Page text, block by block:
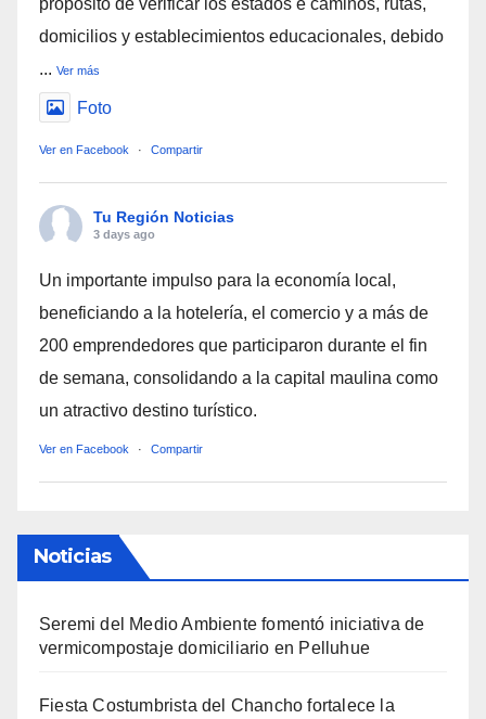
propósito de verificar los estados e caminos, rutas,
domicilios y establecimientos educacionales, debido
... Ver más
Foto
Ver en Facebook · Compartir
Tu Región Noticias
3 days ago
Un importante impulso para la economía local,
beneficiando a la hotelería, el comercio y a más de
200 emprendedores que participaron durante el fin
de semana, consolidando a la capital maulina como
un atractivo destino turístico.
Ver en Facebook · Compartir
Noticias
Seremi del Medio Ambiente fomentó iniciativa de
vermicompostaje domiciliario en Pelluhue
Fiesta Costumbrista del Chancho fortalece la